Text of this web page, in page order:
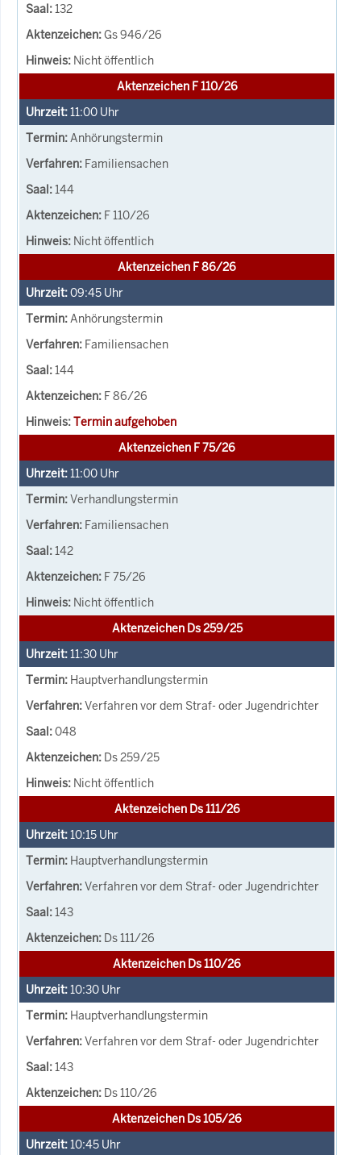
132
Gs 946/26
Nicht öffentlich
Aktenzeichen F 110/26
11:00 Uhr
Anhörungstermin
Familiensachen
144
F 110/26
Nicht öffentlich
Aktenzeichen F 86/26
09:45 Uhr
Anhörungstermin
Familiensachen
144
F 86/26
Termin aufgehoben
Aktenzeichen F 75/26
11:00 Uhr
Verhandlungstermin
Familiensachen
142
F 75/26
Nicht öffentlich
Aktenzeichen Ds 259/25
11:30 Uhr
Hauptverhandlungstermin
Verfahren vor dem Straf- oder Jugendrichter
048
Ds 259/25
Nicht öffentlich
Aktenzeichen Ds 111/26
10:15 Uhr
Hauptverhandlungstermin
Verfahren vor dem Straf- oder Jugendrichter
143
Ds 111/26
Aktenzeichen Ds 110/26
10:30 Uhr
Hauptverhandlungstermin
Verfahren vor dem Straf- oder Jugendrichter
143
Ds 110/26
Aktenzeichen Ds 105/26
10:45 Uhr